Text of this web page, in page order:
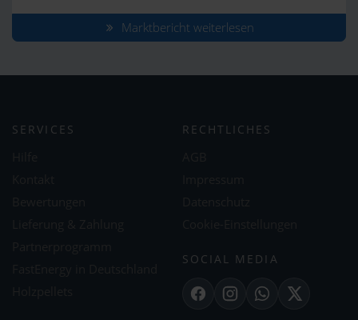
Marktbericht weiterlesen
SERVICES RECHTLICHES
SOCIAL MEDIA
FacebookInstagramWhatsApp
X